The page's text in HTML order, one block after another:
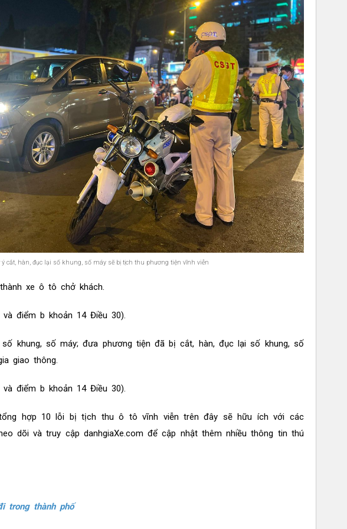
ý cắt, hàn, đục lại số khung, số máy sẽ bị tịch thu phương tiện vĩnh viễn
xe ô tô chở khách.
điểm b khoản 14 Điều 30).
khung, số máy; đưa phương tiện đã bị cắt, hàn, đục lại số khung, số
giao thông.
điểm b khoản 14 Điều 30).
hợp 10 lỗi bị tịch thu ô tô vĩnh viễn trên đây sẽ hữu ích với các
dõi và truy cập danhgiaXe.com để cập nhật thêm nhiều thông tin thú
trong thành phố